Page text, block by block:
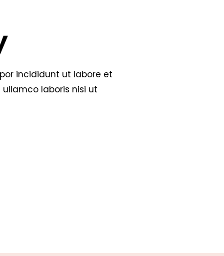
incididunt ut labore et
laboris nisi ut